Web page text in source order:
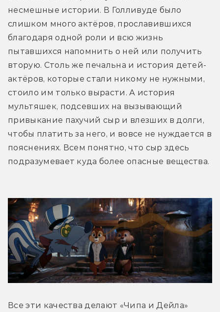
несмешные истории. В Голливуде было
слишком много актёров, прославившихся
благодаря одной роли и всю жизнь
пытавшихся напомнить о ней или получить
вторую. Столь же печальна и история детей-
актёров, которые стали никому не нужными,
стоило им только вырасти. А история
мультяшек, подсевших на вызывающий
привыкание пахучий сыр и влезших в долги,
чтобы платить за него, и вовсе не нуждается в
пояснениях. Всем понятно, что сыр здесь
подразумевает куда более опасные вещества.
Все эти качества делают «Чипа и Дейла»